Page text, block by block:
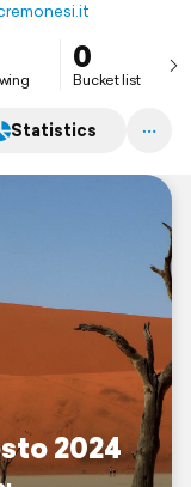
0
Bucket list
Statistics
2024